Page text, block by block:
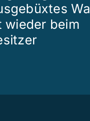
wieder beim